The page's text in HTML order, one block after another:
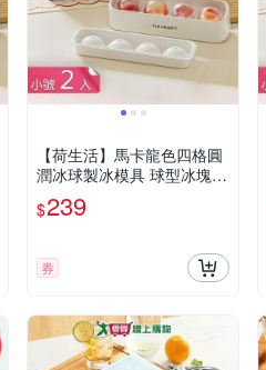
【荷生活】馬卡龍色四格圓
潤冰球製冰模具 球型冰塊不
易融化易脫模製冰盒-小號2
入組
$239
券